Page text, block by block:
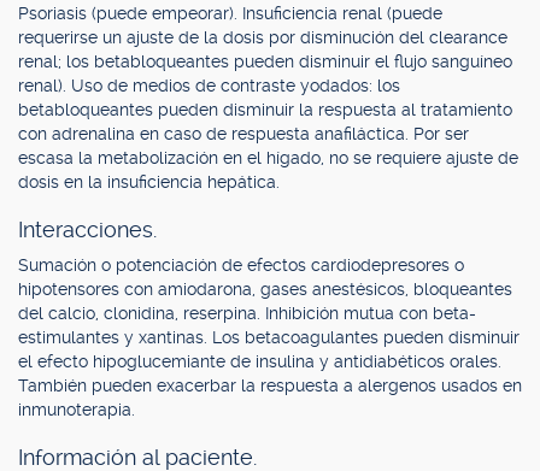
Psoriasis (puede empeorar). Insuficiencia renal (puede
requerirse un ajuste de la dosis por disminución del clearance
renal; los betabloqueantes pueden disminuir el flujo sanguíneo
renal). Uso de medios de contraste yodados: los
betabloqueantes pueden disminuir la respuesta al tratamiento
con adrenalina en caso de respuesta anafiláctica. Por ser
escasa la metabolización en el hígado, no se requiere ajuste de
dosis en la insuficiencia hepática.
Interacciones.
Sumación o potenciación de efectos cardiodepresores o
hipotensores con amiodarona, gases anestésicos, bloqueantes
del calcio, clonidina, reserpina. Inhibición mutua con beta-
estimulantes y xantinas. Los betacoagulantes pueden disminuir
el efecto hipoglucemiante de insulina y antidiabéticos orales.
También pueden exacerbar la respuesta a alergenos usados en
inmunoterapia.
Información al paciente.